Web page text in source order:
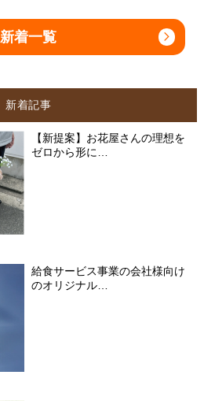
新着一覧
新着記事
【新提案】お花屋さんの理想を
ゼロから形に…
給食サービス事業の会社様向け
のオリジナル…